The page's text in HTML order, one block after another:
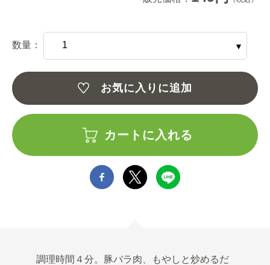
数量：
お気に入りに追加
カートに入れる
調理時間４分。豚バラ肉、もやしと炒めるだ